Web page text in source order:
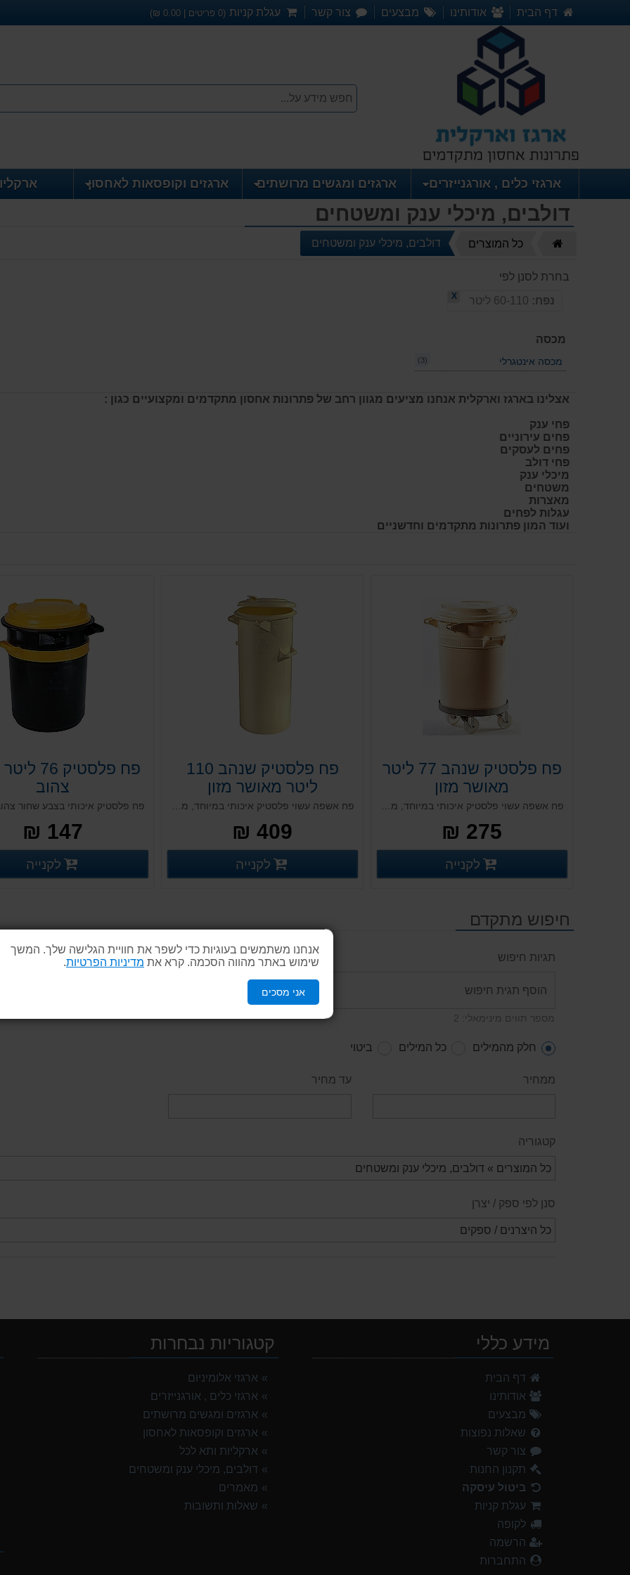
אנחנו משתמשים בעוגיות כדי לשפר את חוויית הגלישה שלך. המשך
שימוש באתר מהווה הסכמה. קרא את מדיניות הפרטיות
אני מסכים
דף הבית אודותינו מבצעים צור קשר עגלת קניות (
0פריטים | 0.00
₪)
ארגזי כלים , אורגנייזרים ארגזים ומגשים מרושתים ארגזים וקופסאות לאחסון
דולבים, מיכלי ענק ומשטחים
כל המוצרים דולבים, מיכלי ענק ומשטחים
בחרת לסנן לפי
נפח:
X
מכסה
מכסה אינטגרלי (3)
אצלינו בארגז וארקלית אנחנו מציעים מגוון רחב של פתרונות אחסון מתקדמים ומקצועיים כגון :
פחי ענק
פחים עירוניים
פחים לעסקים
פחי דולב
מיכלי ענק
משטחים
מאצרות
עגלות לפחים
ועוד המון פתרונות מתקדמים וחדשניים
פח פלסטיק שנהב 77 ליטר
מאושר מזון
פח אשפה עשוי פלסטיק איכותי במיוחד, מאושר מזון ועומד בדרישות משרד הבריאות, כולל מכסה. עמיד לאורך שנים רבות. עמיד בכל תנאי מזג האוויר, מיועד לשימוש ע"י חדרי אוכל, גופי בריאות ובתי חולים, מוסדות וארגונים.
275 ₪
פרטים נוספים
לקנייה
פח פלסטיק שנהב 110
ליטר מאושר מזון
פח אשפה עשוי פלסטיק איכותי במיוחד, מותאם במיוחד לתעשיית המזון ועומד בדרישות משרד הבריאות, כולל מכסה. עמיד לאורך שנים רבות. עמיד בכל תנאי מזג האוויר, מיועד לשימוש ע"י חדרי אוכל, גופי בריאות ובתי חולים, מוסדות וארגונים. מתכנס ונערם.
409 ₪
פרטים נוספים
לקנייה
פח פלסטיק
צהוב
147 ₪
פרטים נוספים
לקנייה
חיפוש מתקדם
תגיות חיפוש
מספר תווים מינימאלי: 2
חלק מהמילים כל המילים ביטוי
ממחיר עד מחיר
קטגוריה
סנן לפי ספק / יצרן
מידע כללי
דף הבית
אודותינו
מבצעים
שאלות נפוצות
צור קשר
תקנון החנות
ביטול עיסקה
עגלת קניות
לקופה
הרשמה
התחברות
קטגוריות נבחרות
ארגזי אלומיניום
ארגזי כלים , אורגנייזרים
ארגזים ומגשים מרושתים
ארגזים וקופסאות לאחסון
ארקליות ותא לכל
דולבים, מיכלי ענק ומשטחים
מאמרים
שאלות ותשובות